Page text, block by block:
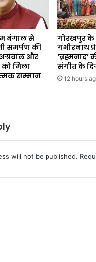
बंगाल से
समर्पण की
और
को मिला
सम्मान
गोरखपुर के
गंभीरनाथ
‘ब्रह्मनाद’
संगीत के
12 hours
will not be published.